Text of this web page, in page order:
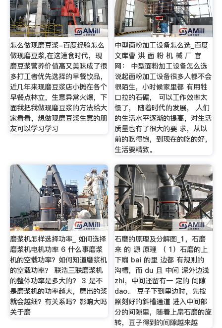
怎么做现磨豆浆-百度经验怎么
做现磨豆浆,在这速食时代，现
磨豆浆营养价值高又美味成了很
多打工者优先选择的早餐饮品，
近几年来现磨豆浆店小摊在各个
早餐点林立，生意异常火爆，下
面我把我做现磨豆浆的方法给大
家看看，想做现磨豆浆生意的朋
友可以学习学习
中型面粉加工设备怎么选_百度
文库曹 洪 面 粉 机 械 厂 官
网： 中型面粉加工设备怎么选
说起面粉加工设备很多人都不会
很陌生，小时候家里都 有用牲
口拉的石碾， 可以工作效率太
慢了， 随着时代的发展， 人们
的生活水平逐渐的提高，对生活
质量也有了很大的要 求，从以
前的吃得饱，到现在的吃的好，
生活要精致。
磨浆机怎样选择功率_ 如何选择
磨浆机电机功率 6 什么事磨浆
机的空载功率？如何知道磨浆机
的空载功率？ 联浩三联磨浆机
的整体功率是多大的？ 3 是不
是磨浆机的功率越大，磨出的浆
就会越细？有关系吗？影响大吗
关于磨
石磨的原理及分解图_1，石磨
来 的 源 原理 （ 1）石磨的上
下扇 bai 的里 边都 有规则的
沟槽，而 du 且 中间 深外边浅
zhi，中间还留有一 定的 间隙
dao。 豆子下到里边时，先按
照刻好的斜槽通道 进入中间部
分的间隙里，随着上扇石磨的旋
转，豆子得到的间隙越来越